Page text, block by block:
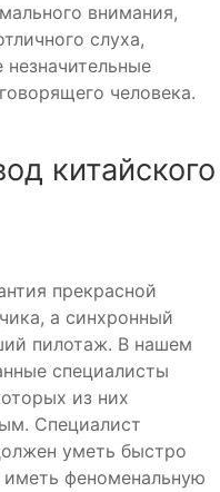
внимания,
слуха,
человека.
китайского
прекрасной
а синхронный
пилотаж. В нашем
специалисты
из них
Специалист
уметь быстро
иметь феноменальную